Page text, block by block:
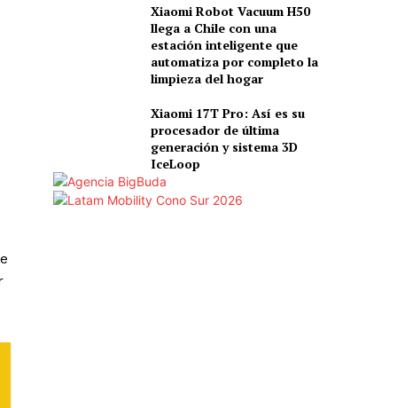
Xiaomi Robot Vacuum H50
llega a Chile con una
estación inteligente que
automatiza por completo la
limpieza del hogar
Xiaomi 17T Pro: Así es su
procesador de última
generación y sistema 3D
IceLoop